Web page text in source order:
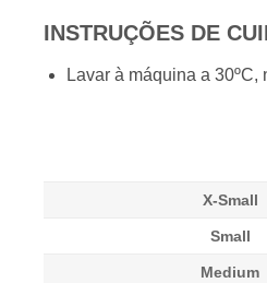
INSTRUÇÕES DE
Lavar à máquina a
X-Small
Small
Medium